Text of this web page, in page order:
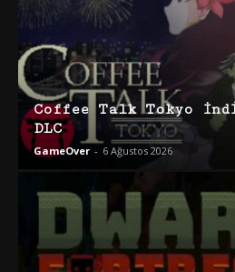
Coffee Talk Tokyo
DLC
GameOver - 6 Ağustos 2026